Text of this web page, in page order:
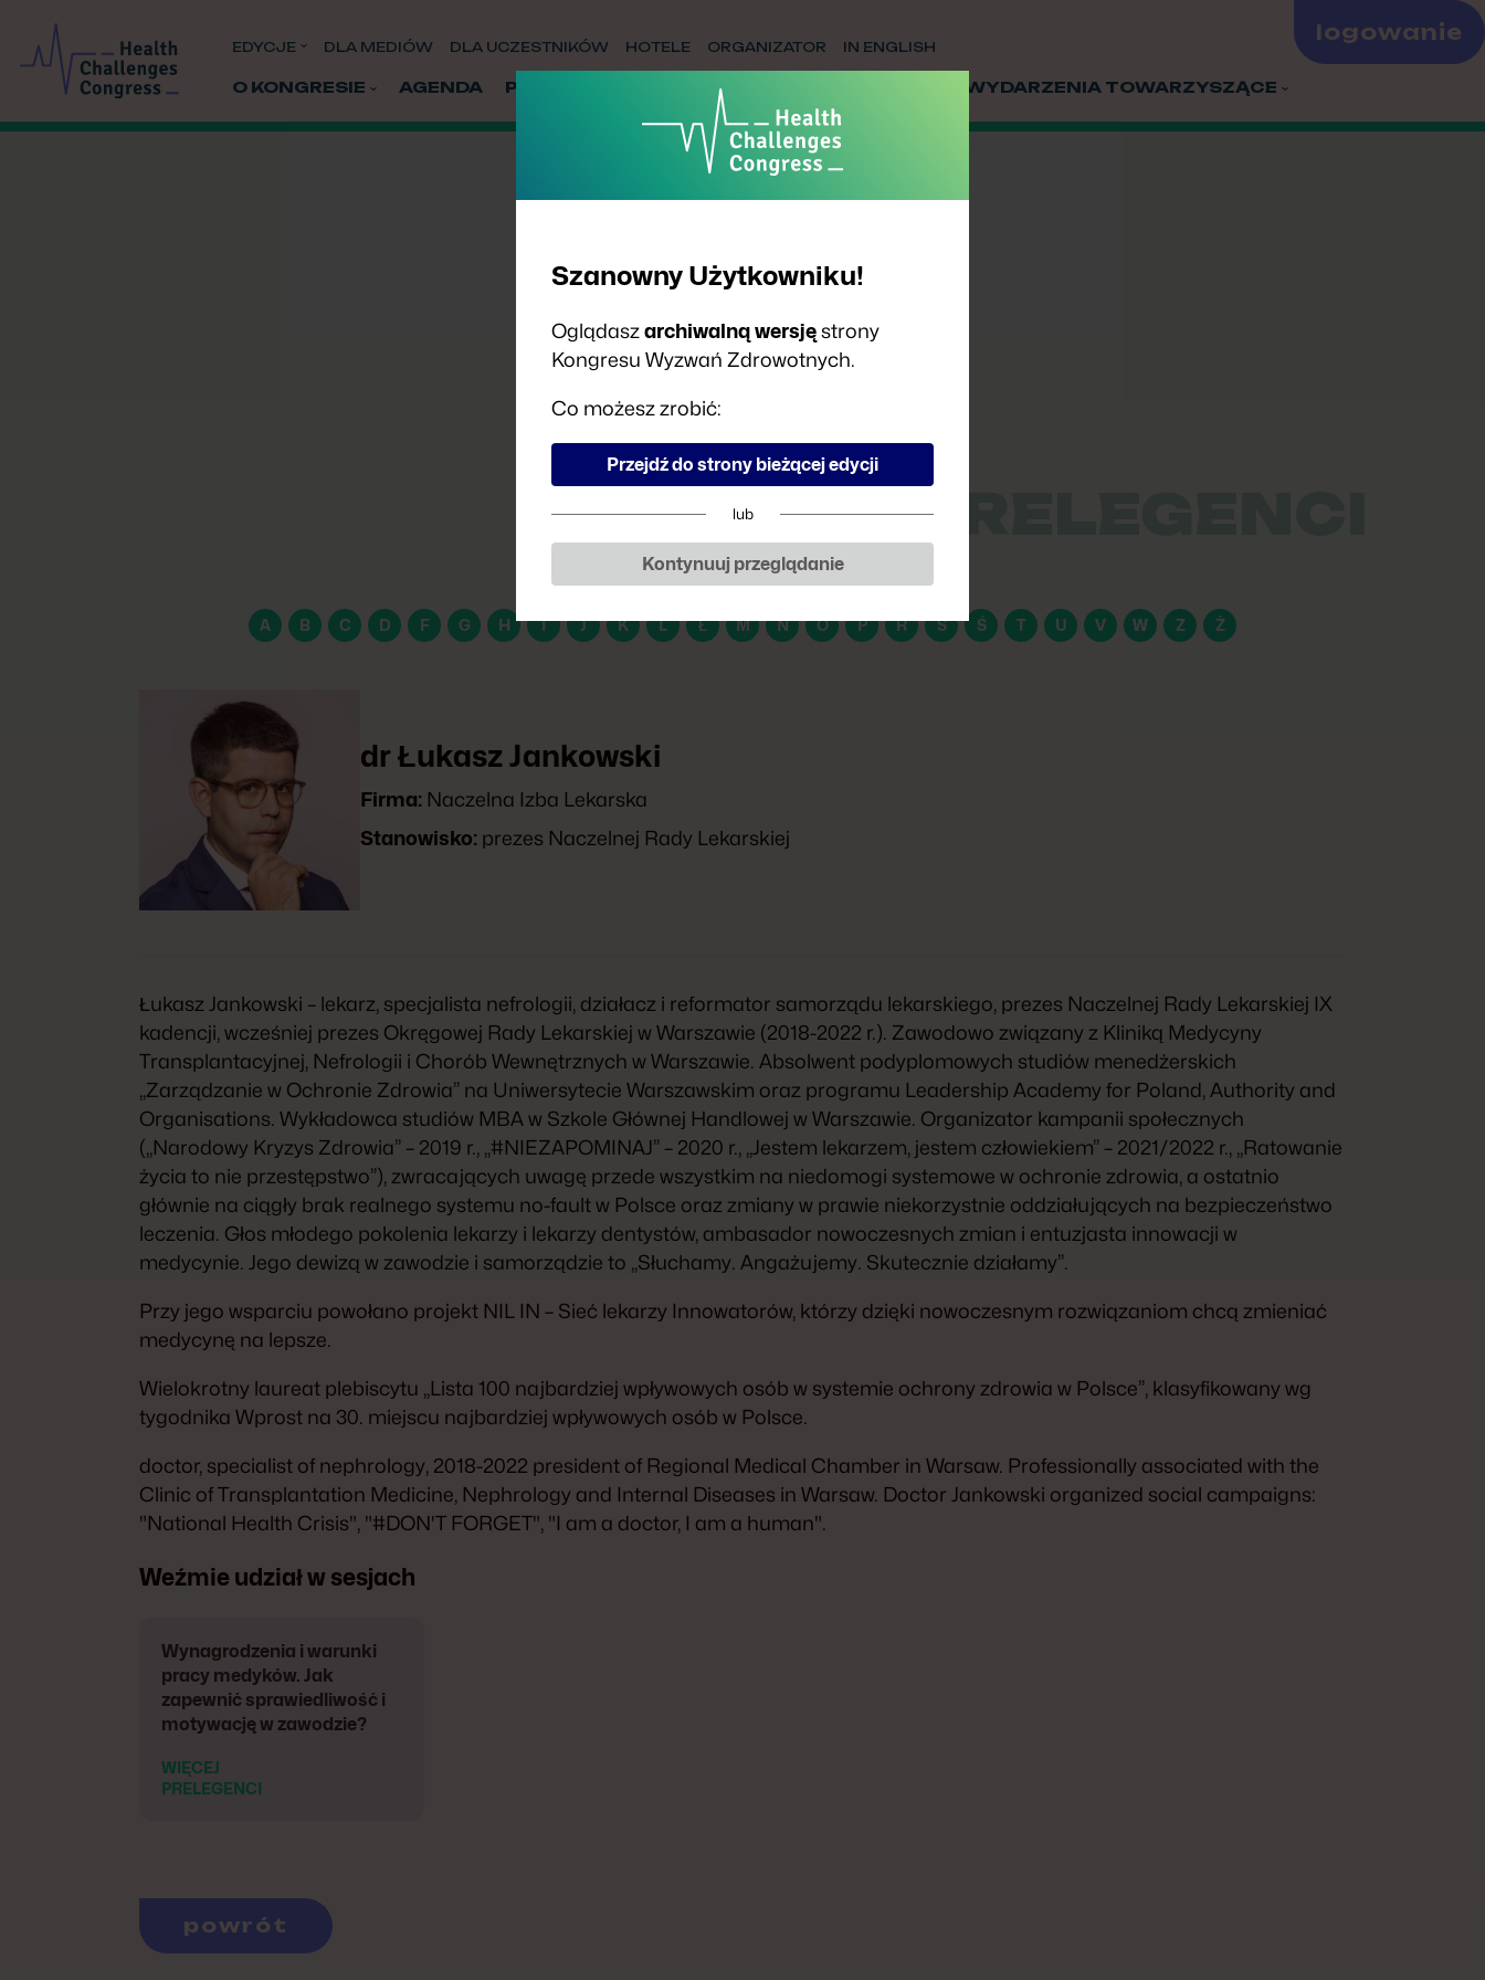
EDYCJE DLA MEDIÓW DLA UCZESTNIKÓW HOTELE ORGANIZATOR IN ENGLISH
O KONGRESIE AGENDA PRELEGENCI PARTNERZY WYDARZENIA TOWARZYSZĄCE
logowanie
PRELEGENCI
A B C D F G H I J K L Ł M N O P R S Ś T U V W Z Ż
dr Łukasz Jankowski
Firma: Naczelna Izba Lekarska
Stanowisko: prezes Naczelnej Rady Lekarskiej
Łukasz Jankowski – lekarz, specjalista nefrologii, działacz i reformator samorządu lekarskiego, prezes Naczelnej Rady Lekarskiej IX
kadencji, wcześniej prezes Okręgowej Rady Lekarskiej w Warszawie (2018-2022 r.). Zawodowo związany z Kliniką Medycyny
Transplantacyjnej, Nefrologii i Chorób Wewnętrznych w Warszawie. Absolwent podyplomowych studiów menedżerskich
„Zarządzanie w Ochronie Zdrowia” na Uniwersytecie Warszawskim oraz programu Leadership Academy for Poland, Authority and
Organisations. Wykładowca studiów MBA w Szkole Głównej Handlowej w Warszawie. Organizator kampanii społecznych
(„Narodowy Kryzys Zdrowia” – 2019 r., „#NIEZAPOMINAJ” – 2020 r., „Jestem lekarzem, jestem człowiekiem” – 2021/2022 r., „Ratowanie
życia to nie przestępstwo”), zwracających uwagę przede wszystkim na niedomogi systemowe w ochronie zdrowia, a ostatnio
głównie na ciągły brak realnego systemu no-fault w Polsce oraz zmiany w prawie niekorzystnie oddziałujących na bezpieczeństwo
leczenia. Głos młodego pokolenia lekarzy i lekarzy dentystów, ambasador nowoczesnych zmian i entuzjasta innowacji w
medycynie. Jego dewizą w zawodzie i samorządzie to „Słuchamy. Angażujemy. Skutecznie działamy”.
Przy jego wsparciu powołano projekt NIL IN – Sieć lekarzy Innowatorów, którzy dzięki nowoczesnym rozwiązaniom chcą zmieniać
medycynę na lepsze.
Wielokrotny laureat plebiscytu ,,Lista 100 najbardziej wpływowych osób w systemie ochrony zdrowia w Polsce”, klasyfikowany wg
tygodnika Wprost na 30. miejscu najbardziej wpływowych osób w Polsce.
doctor, specialist of nephrology, 2018-2022 president of Regional Medical Chamber in Warsaw. Professionally associated with the
Clinic of Transplantation Medicine, Nephrology and Internal Diseases in Warsaw. Doctor Jankowski organized social campaigns:
"National Health Crisis", "#DON'T FORGET", "I am a doctor, I am a human".
Weźmie udział w sesjach
Wynagrodzenia i warunki
pracy medyków. Jak
zapewnić sprawiedliwość i
motywację w zawodzie?
WIĘCEJ
PRELEGENCI
powrót
Szanowny Użytkowniku!
Oglądaszarchiwalną wersjęstrony
Kongresu Wyzwań Zdrowotnych.
Co możesz zrobić:
Przejdź do strony bieżącej edycji
lub
Kontynuuj przeglądanie